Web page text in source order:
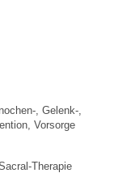
, Gelenk-,
Vorsorge
Therapie